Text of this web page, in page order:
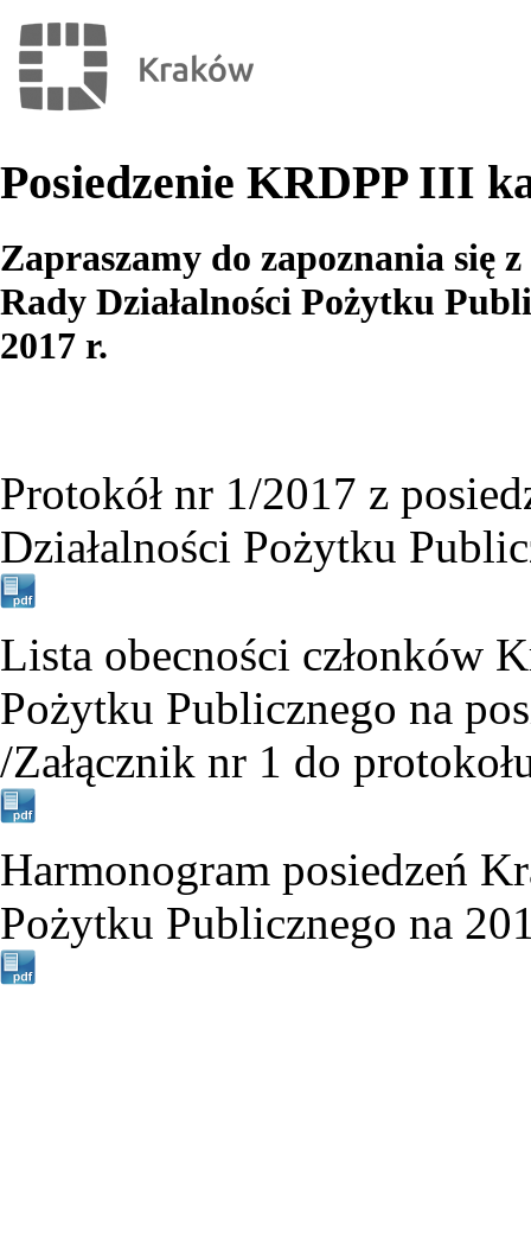
Posiedzenie KRDPP III
Zapraszamy do zapoznania się
Rady Działalności Pożytku
2017 r.
Protokół nr 1/2017 z
Działalności Pożytku
Lista obecności członków
Pożytku Publicznego na
/Załącznik nr 1 do
Harmonogram posiedzeń
Pożytku Publicznego na